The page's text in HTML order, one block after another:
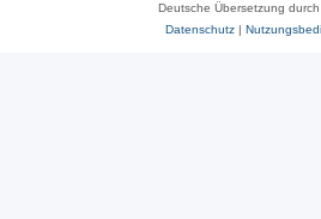
Deutsche Übersetzung durch
Datenschutz|